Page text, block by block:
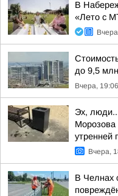
В
«Лето с
до 9,5
Вчера, 19:06
Эх,
Морозова
утренней
Вчера,
В Челнах